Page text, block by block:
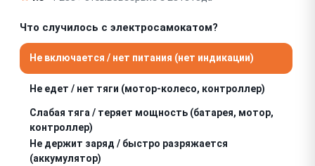
Что случилось с электросамокатом?
Не включается / нет питания (нет индикации)
Не едет / нет тяги (мотор-колесо, контроллер)
Слабая тяга / теряет мощность (батарея, мотор,
контроллер)
Не держит заряд / быстро разряжается
(аккумулятор)